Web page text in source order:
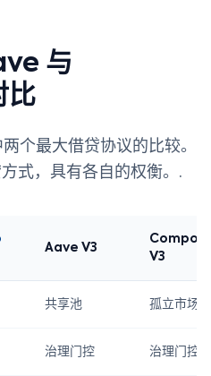
与
比
个最大借贷协议的比较。
式，具有各自的权衡。.
Aave V3
V3
共享池 孤立市场
治理门控 治理门控